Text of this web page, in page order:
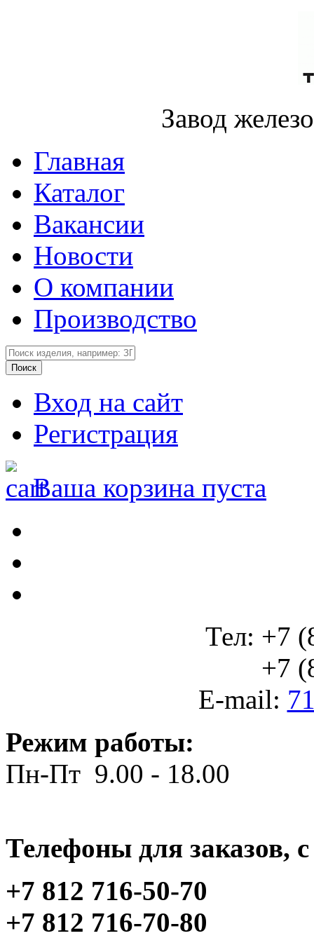
Завод
Главная
Каталог
Вакансии
Новости
О компании
Производство
Вход на сайт
Регистрация
Ваша корзина пуста
Тел: +7
+7
E-mail:
Режим работы:
Пн-Пт 9.00 - 18.00
Телефоны для заказов,
+7 812 716-50-70
+7 812 716-70-80